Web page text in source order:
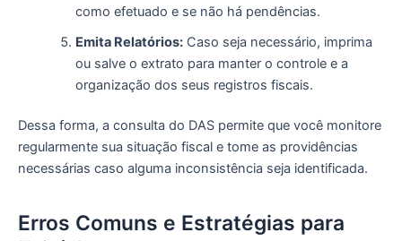
como efetuado e se não há pendências.
Emita Relatórios:Caso seja necessário, imprima
ou salve o extrato para manter o controle e a
organização dos seus registros fiscais.
Dessa forma, a consulta do DAS permite que você monitore
regularmente sua situação fiscal e tome as providências
necessárias caso alguma inconsistência seja identificada.
Erros Comuns e Estratégias para